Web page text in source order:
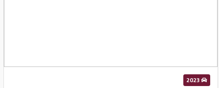
2023